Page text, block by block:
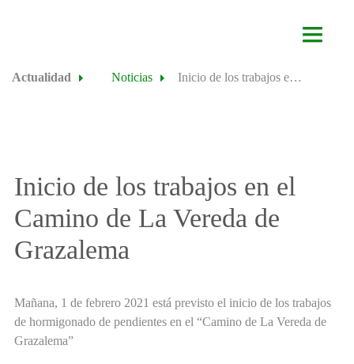
AYUNTAMIENTO
Actualidad Noticias Inicio de los trabajos en el Camino de La Vereda de Grazalema
Inicio de los trabajos en el
Camino de La Vereda de
Grazalema
Mañana, 1 de febrero 2021 está previsto el inicio de los trabajos
de hormigonado de pendientes en el “Camino de La Vereda de
Grazalema”